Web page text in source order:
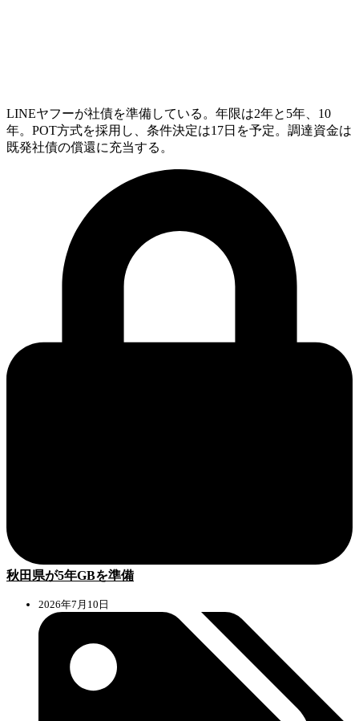
LINEヤフーが社債を準備している。年限は2年と5年、10
年。POT方式を採用し、条件決定は17日を予定。調達資金は
既発社債の償還に充当する。
秋田県が5年GBを準備
2026年7月10日